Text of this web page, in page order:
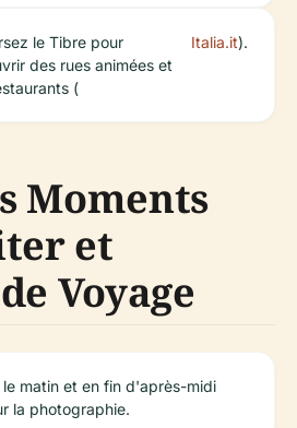
le Tibre pour
des rues animées et
(
Italia.it).
Moments
et
Voyage
le matin et en fin d'après-midi
la photographie.